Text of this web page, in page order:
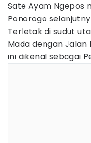
Sate Ayam Ngepos
Ponorogo
Terletak di sudut
Mada dengan Jalan
ini dikenal sebagai